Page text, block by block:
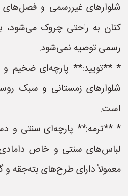
شلوارهای غیررسمی و
کتان به راحتی چروک می‌شود،
رسمی توصیه نمی‌شود.
* **تویید:** پارچه‌ای ضخیم و
است.
* **ترمه:** پارچه‌ای سنتی و
لباس‌های سنتی و خاص دامادی
معمولاً دارای طرح‌های بته‌جقه